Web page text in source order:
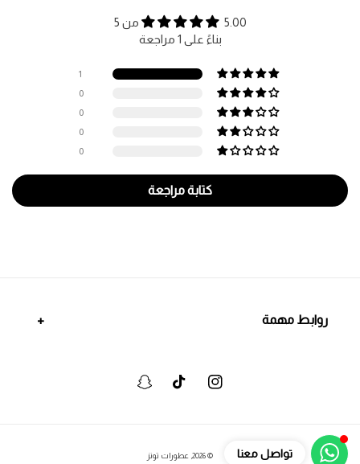
5.00 من 5
بناءً على 1 مراجعة
1
0
0
0
0
كتابة مراجعة
روابط مهمة
انستجرام تيكتوك سنابشات
© 2026, عطورات تونز تواصل معنا